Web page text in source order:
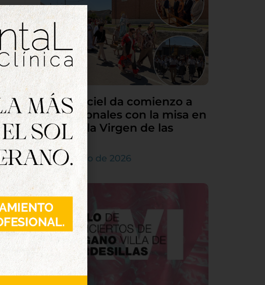
Villamarciel da comienzo a
sus patronales con la misa en
honor a la Virgen de las
Nieves
5 de agosto de 2026